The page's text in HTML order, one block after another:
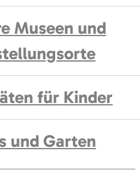
Museen und
für Kinder
und Garten